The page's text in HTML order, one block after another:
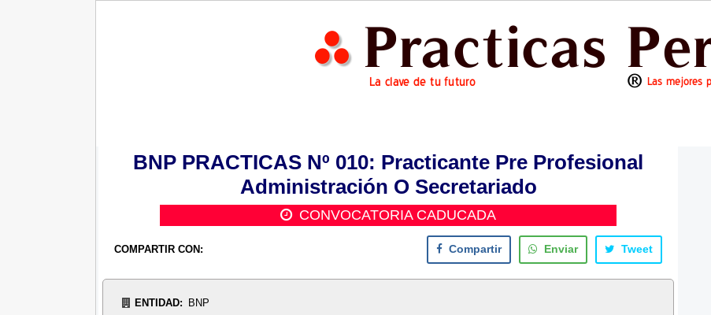
BNP PRACTICAS Nº 010: Practicante Pre Profesional
Administración O Secretariado
CONVOCATORIA CADUCADA
COMPARTIR CON: Compartir Enviar Tweet
ENTIDAD: BNP